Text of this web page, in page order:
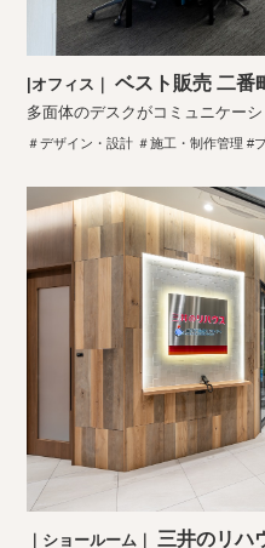
|オフィス｜ ベスト販売 二番
多面体のデスクがコミュニケー
＃デザイン・設計 ＃施工・制作管理 #
｜ショールーム｜ 三井のリハ